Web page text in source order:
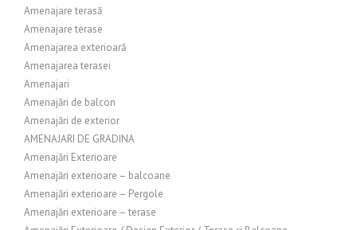
Amenajare terasă
Amenajare terase
Amenajarea exterioară
Amenajarea terasei
Amenajari
Amenajări de balcon
Amenajări de exterior
AMENAJARI DE GRADINA
Amenajări Exterioare
Amenajări exterioare – balcoane
Amenajări exterioare – Pergole
Amenajări exterioare – terase